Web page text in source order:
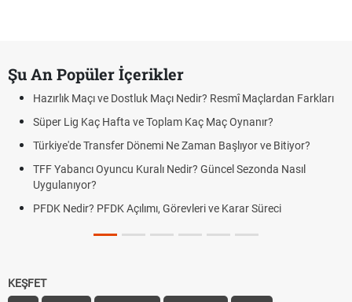
Şu An Popüler İçerikler
Hazırlık Maçı ve Dostluk Maçı Nedir? Resmî Maçlardan Farkları
Süper Lig Kaç Hafta ve Toplam Kaç Maç Oynanır?
Türkiye'de Transfer Dönemi Ne Zaman Başlıyor ve Bitiyor?
TFF Yabancı Oyuncu Kuralı Nedir? Güncel Sezonda Nasıl
Uygulanıyor?
PFDK Nedir? PFDK Açılımı, Görevleri ve Karar Süreci
KEŞFET